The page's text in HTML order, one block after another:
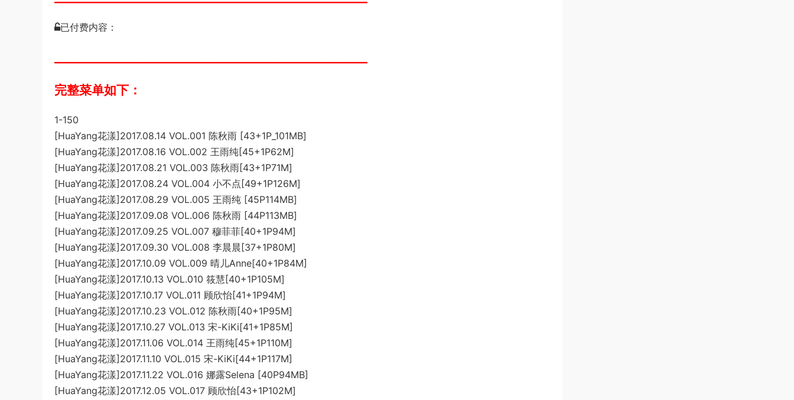
已付费内容：
完整菜单如下：
1-150
[HuaYang花漾]2017.08.14 VOL.001 陈秋雨 [43+1P_101MB]
[HuaYang花漾]2017.08.16 VOL.002 王雨纯[45+1P62M]
[HuaYang花漾]2017.08.21 VOL.003 陈秋雨[43+1P71M]
[HuaYang花漾]2017.08.24 VOL.004 小不点[49+1P126M]
[HuaYang花漾]2017.08.29 VOL.005 王雨纯 [45P114MB]
[HuaYang花漾]2017.09.08 VOL.006 陈秋雨 [44P113MB]
[HuaYang花漾]2017.09.25 VOL.007 穆菲菲[40+1P94M]
[HuaYang花漾]2017.09.30 VOL.008 李晨晨[37+1P80M]
[HuaYang花漾]2017.10.09 VOL.009 晴儿Anne[40+1P84M]
[HuaYang花漾]2017.10.13 VOL.010 筱慧[40+1P105M]
[HuaYang花漾]2017.10.17 VOL.011 顾欣怡[41+1P94M]
[HuaYang花漾]2017.10.23 VOL.012 陈秋雨[40+1P95M]
[HuaYang花漾]2017.10.27 VOL.013 宋-KiKi[41+1P85M]
[HuaYang花漾]2017.11.06 VOL.014 王雨纯[45+1P110M]
[HuaYang花漾]2017.11.10 VOL.015 宋-KiKi[44+1P117M]
[HuaYang花漾]2017.11.22 VOL.016 娜露Selena [40P94MB]
[HuaYang花漾]2017.12.05 VOL.017 顾欣怡[43+1P102M]